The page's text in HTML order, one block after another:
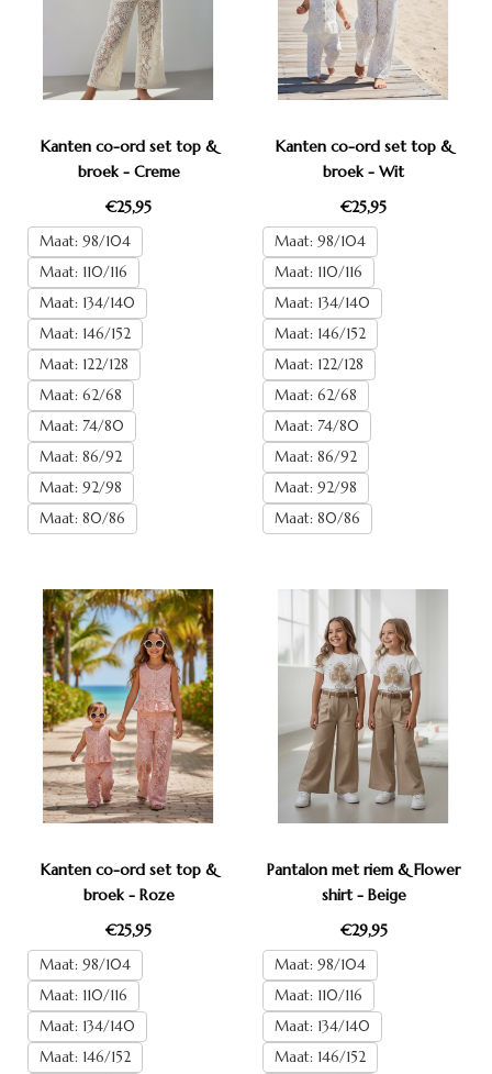
Kanten co-ord set top &
broek - Creme
€25,95
Maat: 98/104
Maat: 110/116
Maat: 134/140
Maat: 146/152
Maat: 122/128
Maat: 62/68
Maat: 74/80
Maat: 86/92
Maat: 92/98
Maat: 80/86
Kanten co-ord set top &
broek - Wit
€25,95
Maat: 98/104
Maat: 110/116
Maat: 134/140
Maat: 146/152
Maat: 122/128
Maat: 62/68
Maat: 74/80
Maat: 86/92
Maat: 92/98
Maat: 80/86
Kanten co-ord set top &
broek - Roze
€25,95
Maat: 98/104
Maat: 110/116
Maat: 134/140
Maat: 146/152
Pantalon met riem & Flower
shirt - Beige
€29,95
Maat: 98/104
Maat: 110/116
Maat: 134/140
Maat: 146/152